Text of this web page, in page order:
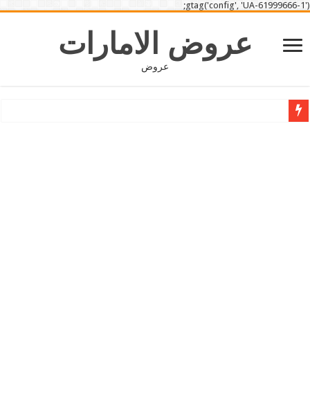
gtag('config', 'UA-61999666-1');
عروض الامارات
عروض